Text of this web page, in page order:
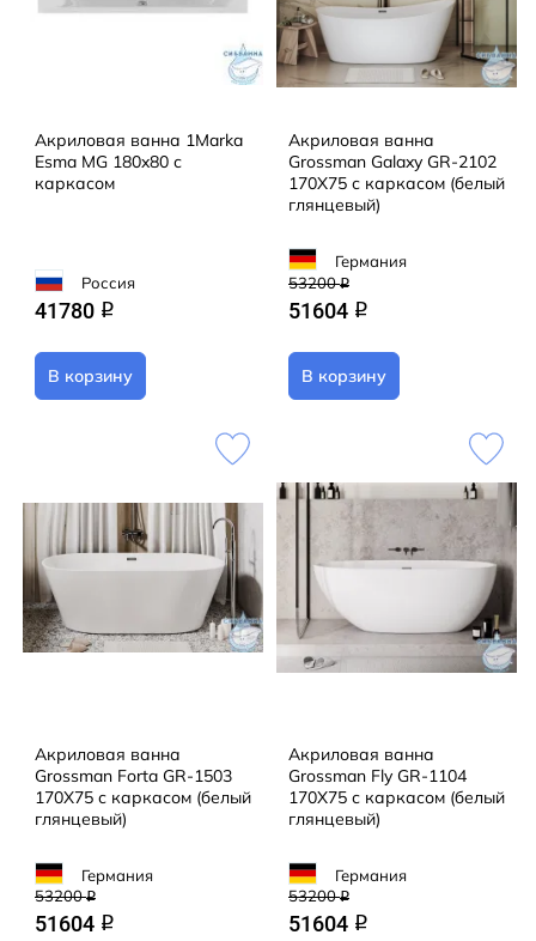
Акриловая ванна 1Marka
Esma MG 180x80 с
каркасом
Россия
41780 q
В корзину
Акриловая ванна
Grossman Galaxy GR-2102
170X75 с каркасом (белый
глянцевый)
Германия
53200q
51604 q
В корзину
Акриловая ванна
Grossman Forta GR-1503
170X75 с каркасом (белый
глянцевый)
Германия
53200q
51604 q
Акриловая ванна
Grossman Fly GR-1104
170X75 с каркасом (белый
глянцевый)
Германия
53200q
51604 q